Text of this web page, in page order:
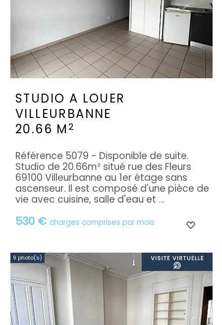
STUDIO A LOUER
VILLEURBANNE
20.66 M 2
530 € charges comprises par mois
Référence 5079 - Disponible de suite.
Studio de 20.66m² situé rue des Fleurs
69100 Villeurbanne au 1er étage sans
ascenseur. Il est composé d'une pièce de
vie avec cuisine, salle d'eau et ...
9 photo(s)